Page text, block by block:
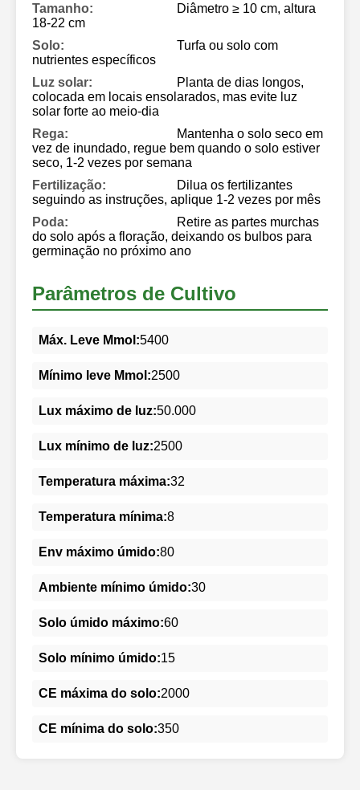
Tamanho:
Diâmetro ≥ 10 cm, altura
18-22 cm
Solo:
Turfa ou solo com
nutrientes específicos
Luz solar:
Planta de dias longos,
colocada em locais ensolarados, mas evite luz
solar forte ao meio-dia
Rega:
Mantenha o solo seco em
vez de inundado, regue bem quando o solo estiver
seco, 1-2 vezes por semana
Fertilização:
Dilua os fertilizantes
seguindo as instruções, aplique 1-2 vezes por mês
Poda:
Retire as partes murchas
do solo após a floração, deixando os bulbos para
germinação no próximo ano
Parâmetros de Cultivo
Máx. Leve Mmol:5400
Mínimo leve Mmol:2500
Lux máximo de luz:50.000
Lux mínimo de luz:2500
Temperatura máxima:32
Temperatura mínima:8
Env máximo úmido:80
Ambiente mínimo úmido:30
Solo úmido máximo:60
Solo mínimo úmido:15
CE máxima do solo:2000
CE mínima do solo:350